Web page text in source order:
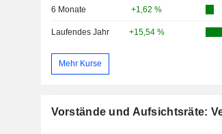
6 Monate +1,62 %
Laufendes Jahr +15,54 %
Mehr Kurse
Vorstände und Aufsichtsräte: